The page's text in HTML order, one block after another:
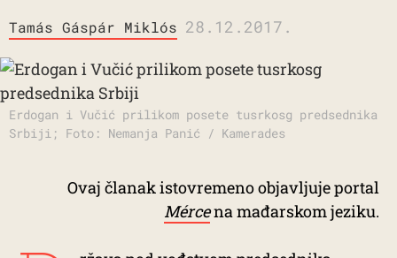
Tamás Gáspár Miklós 28.12.2017.
Erdogan i Vučić prilikom posete tusrkosg predsednika
Srbiji; Foto: Nemanja Panić / Kamerades
Ovaj članak istovremeno objavljuje portal
Mércena mađarskom jeziku.